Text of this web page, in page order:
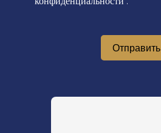
Отправить